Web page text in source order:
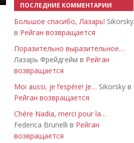
ПОСЛЕДНИЕ КОММЕНТАРИИ
Большое спасибо, Лазарь! Sikorsky
в Рейган возвращается
Поразительно выразительное…
Лазарь Фрейдгейм в Рейган
возвращается
Moi aussi, je l’espère! Je… Sikorsky в
Рейган возвращается
Chère Nadia, merci pour la…
Federica Brunelli в Рейган
возвращается